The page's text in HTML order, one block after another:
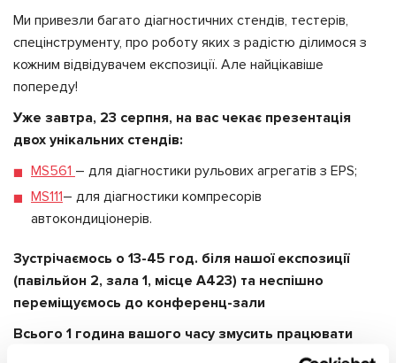
Ми привезли багато діагностичних стендів, тестерів,
спецінструменту, про роботу яких з радістю ділимося з
кожним відвідувачем експозиції. Але найцікавіше
попереду!
Уже завтра, 23 серпня, на вас чекає презентація
двох унікальних стендів:
MS561 – для діагностики рульових агрегатів з EPS;
MS111– для діагностики компресорів
автокондиціонерів.
Зустрічаємось о 13-45 год. біля нашої експозиції
(павільйон 2, зала 1, місце А423) та неспішно
переміщуємось до конференц-зали
Всього 1 година вашого часу змусить працювати